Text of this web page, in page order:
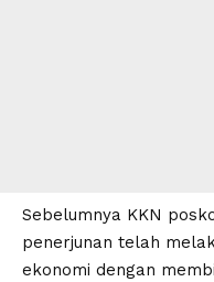
Sebelumnya KKN
penerjunan telah
ekonomi dengan